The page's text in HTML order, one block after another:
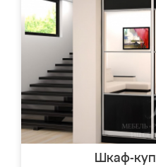
Шкаф-